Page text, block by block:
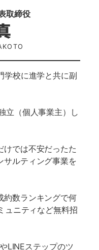
取締役
学校に進学と共に副
立（個人事業主）し
けでは不安だったた
サルティング事業を
約数ランキングで何
ュニティなど無料招
LINEステップのツ